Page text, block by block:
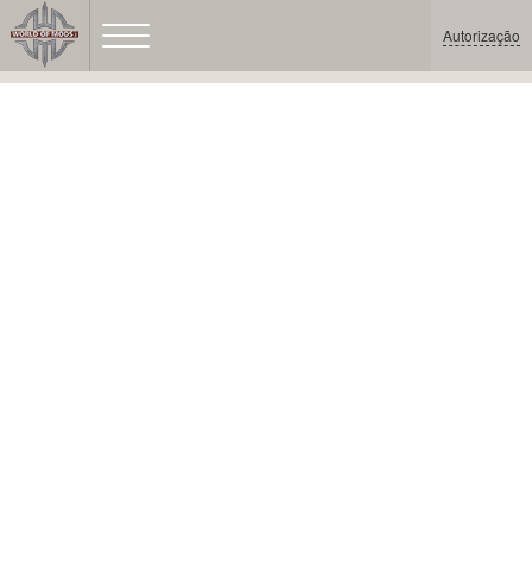
Autorização